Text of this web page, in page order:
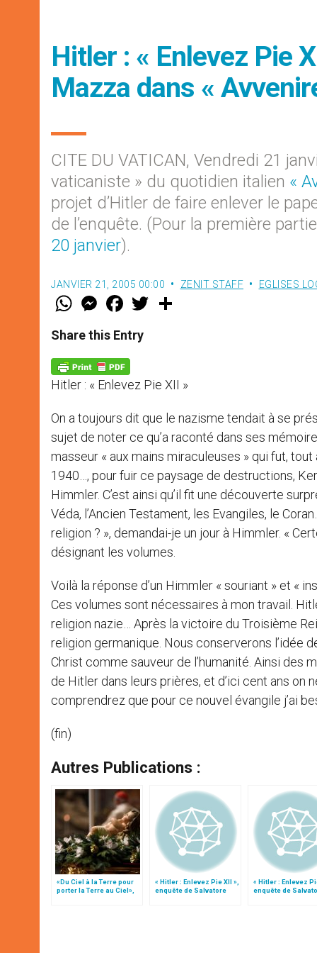
Hitler : « Enlevez Pie
Mazza dans «
CITE DU VATICAN, Vendredi 21
vaticaniste » du quotidien italien «
projet d’Hitler de faire enlever le
de l’enquête. (Pour la première
20 janvier).
JANVIER 21, 2005 00:00 ZENIT STAFF EGLISES
W
t
s
p
p
M
e
s
e
g
e
r
F
a
e
b
k
w
Share this Entry
Hitler : « Enlevez Pie XII »
On a toujours dit que le nazisme tendait à se
sujet de noter ce qu’a raconté dans ses
masseur « aux mains miraculeuses » qui fut,
1940…, pour fuir ce paysage de destructions,
Himmler. C’est ainsi qu’il fit une découverte
Véda, l’Ancien Testament, les Evangiles, le
religion ? », demandai-je un jour à Himmler. «
désignant les volumes.
Voilà la réponse d’un Himmler « souriant » et «
Ces volumes sont nécessaires à mon travail.
religion nazie… Après la victoire du Troisième
religion germanique. Nous conserverons l’idée
Christ comme sauveur de l’humanité. Ainsi des
de Hitler dans leurs prières, et d’ici cent ans on
comprendrez que pour ce nouvel évangile j’ai
(fin)
Autres Publications :
«Du Ciel à la Terre pour
porter la Terre au Ciel»,
« Hitler : Enlevez Pie XII »,
enquête de Salvatore
« Hitler : Enlevez
enquête de